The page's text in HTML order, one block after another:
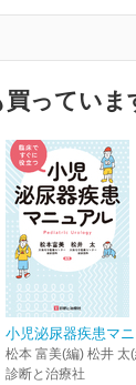
っていま
小児泌尿器疾患マ
松本 富美(編) 松井 太
診断と治療社